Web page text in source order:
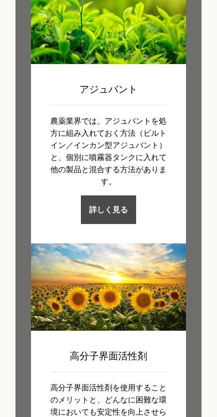
アジュバント
農薬業界では、アジュバントを処
方に組み入れておく方法（ビルト
イン／インカン型アジュバント）
と、個別に噴霧器タンクに入れて
他の製品と混合する方法がありま
す。
詳しく見る
高分子界面活性剤
高分子界面活性剤を使用すること
のメリットと、どんなに困難な環
境においても安定性を向上させら